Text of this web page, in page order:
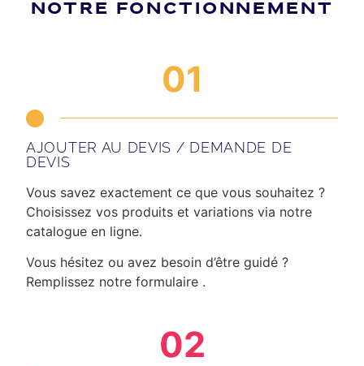
NOTRE FONCTIONNEMENT
01
AJOUTER AU DEVIS / DEMANDE DE
DEVIS
Vous savez exactement ce que vous souhaitez ?
Choisissez vos produits et variations via notre
catalogue en ligne.
Vous hésitez ou avez besoin d’être guidé ?
Remplissez notre formulaire .
02